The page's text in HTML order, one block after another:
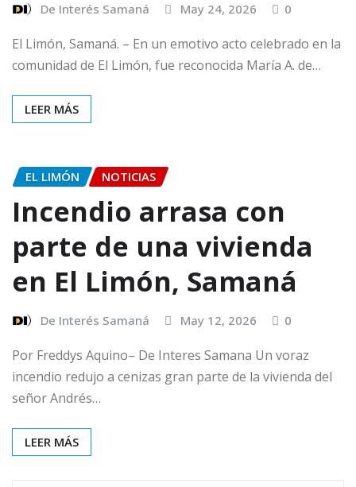
De Interés Samaná May 24, 2026 0
El Limón, Samaná. – En un emotivo acto celebrado en la
comunidad de El Limón, fue reconocida María A. de…
LEER MÁS
EL LIMÓN NOTICIAS
Incendio arrasa con
parte de una vivienda
en El Limón, Samaná
De Interés Samaná May 12, 2026 0
Por Freddys Aquino– De Interes Samana Un voraz
incendio redujo a cenizas gran parte de la vivienda del
señor Andrés…
LEER MÁS